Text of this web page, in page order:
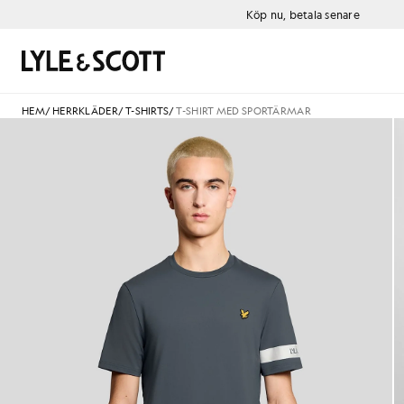
Köp nu, betala senare
Sök
HEM/ HERRKLÄDER/T-SHIRTS/T-SHIRT MED SPORTÄRMAR